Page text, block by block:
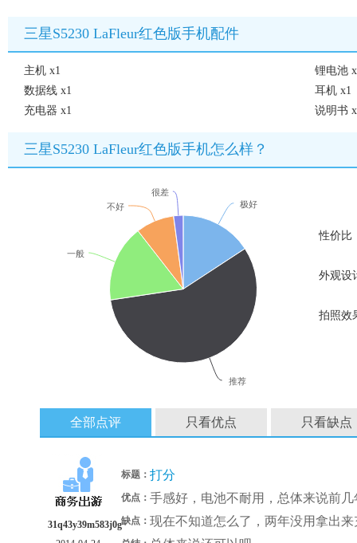
三星S5230 LaFleur红色版手机配件
主机 x1
锂电池
数据线 x1
耳机 x1
充电器 x1
说明书
三星S5230 LaFleur红色版手机怎么样？
极好
推荐
一般
不好
很差
性价比
外观设
拍照效
全部点评 只看优点 只看缺点
31q43y39m583j0g
标题： 打分
优点： 手感好，电池不耐用，总体来说前
缺点： 现在不知道怎么了，两年没用拿出